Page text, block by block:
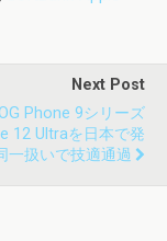
Next Post
Phone 9シリーズ
12 Ultraを日本で発
一扱いで技適通過